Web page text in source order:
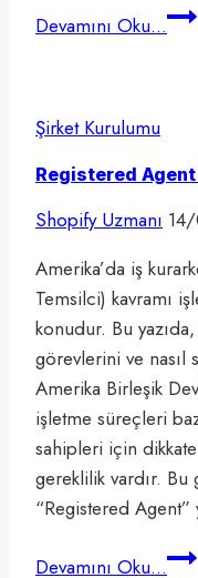
Devamını Oku...
Şirket Kurulumu
Registered
Shopify Uzmanı
Amerika’da iş
Temsilci) kavramı
konudur. Bu
görevlerini ve
Amerika Birleşik
işletme süreçleri
sahipleri için
gereklilik vardır.
“Registered Agent”
Devamını Oku...